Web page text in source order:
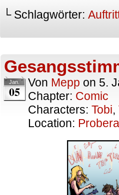
└ Schlagwörter:
Jan.
05
Von Mepp on 5.
Chapter: Comic
Characters: Tobi,
Location: